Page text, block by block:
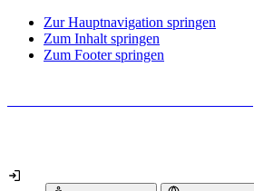
Zur Hauptnavigation springen
Zum Inhalt springen
Zum Footer springen